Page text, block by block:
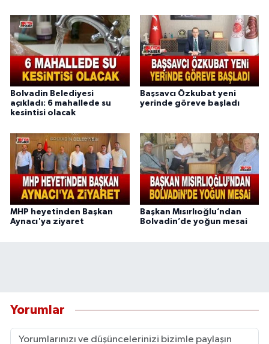
Bolvadin Belediyesi
açıkladı: 6 mahallede su
kesintisi olacak
Başsavcı Özkubat yeni
yerinde göreve başladı
MHP heyetinden Başkan
Aynacı'ya ziyaret
Başkan Mısırlıoğlu’ndan
Bolvadin’de yoğun mesai
Yorumlar